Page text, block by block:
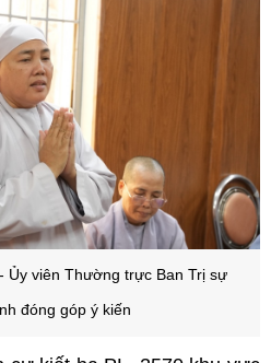
Ủy viên Thường trực Ban Trị sự
đóng góp ý kiến